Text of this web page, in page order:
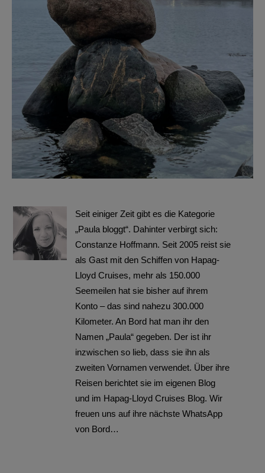
Seit einiger Zeit gibt es die Kategorie
„Paula bloggt“. Dahinter verbirgt sich:
Constanze Hoffmann. Seit 2005 reist sie
als Gast mit den Schiffen von Hapag-
Lloyd Cruises, mehr als 150.000
Seemeilen hat sie bisher auf ihrem
Konto – das sind nahezu 300.000
Kilometer. An Bord hat man ihr den
Namen „Paula“ gegeben. Der ist ihr
inzwischen so lieb, dass sie ihn als
zweiten Vornamen verwendet. Über ihre
Reisen berichtet sie im eigenen Blog
und im Hapag-Lloyd Cruises Blog. Wir
freuen uns auf ihre nächste WhatsApp
von Bord…